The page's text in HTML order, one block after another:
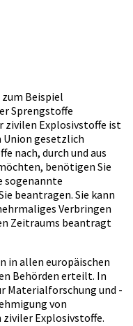
Beispiel
Sprengstoffe
zivilen Explosivstoffe ist
Union gesetzlich
nach, durch und aus
benötigen Sie
sogenannte
beantragen. Sie kann
Verbringen
Zeitraums beantragt
in allen europäischen
Behörden erteilt. In
Materialforschung und -
von
Explosivstoffe.